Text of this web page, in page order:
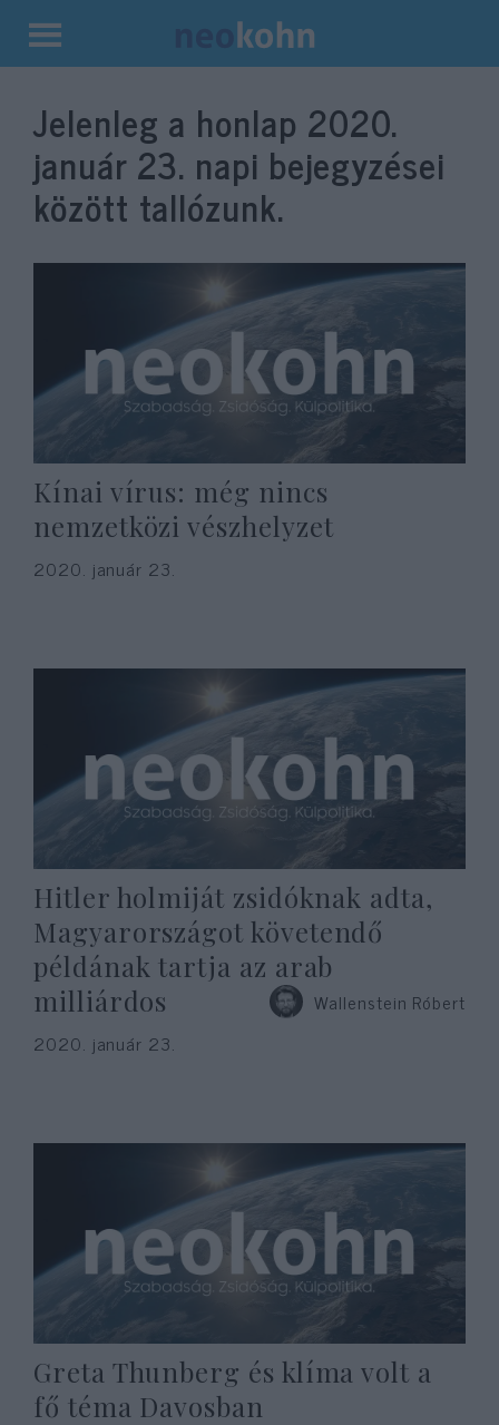
Kilépés
tartalomba
Jelenleg a honlap 2020.
január 23. napi bejegyzései
között tallózunk.
Kínai vírus: még nincs
nemzetközi vészhelyzet
2020. január 23.
Hitler holmiját zsidóknak adta,
Magyarországot követendő
példának tartja az arab
milliárdos
Wallenstein Róbert
2020. január 23.
Greta Thunberg és klíma volt a
fő téma Davosban